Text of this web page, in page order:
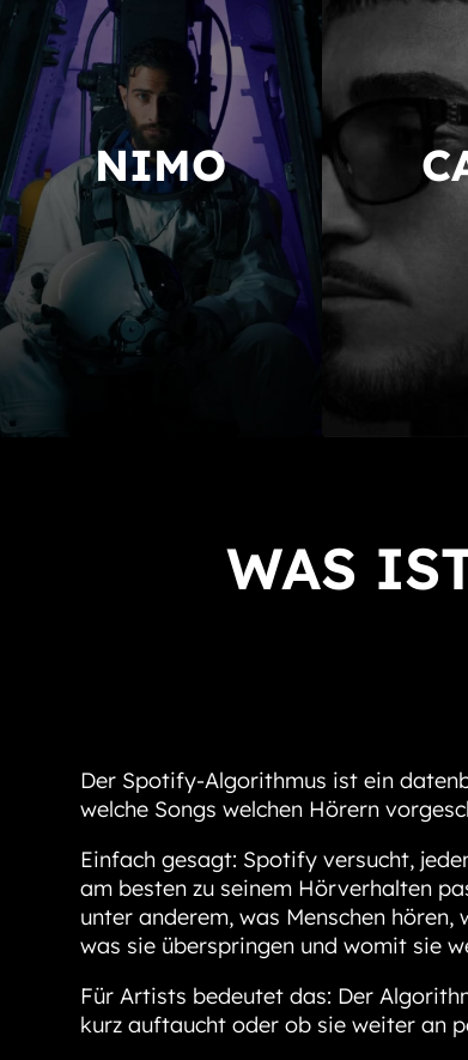
NIMO
WAS
Der Spotify-Algorithmus ist ein
welche Songs welchen Hörern
Einfach gesagt: Spotify versucht,
am besten zu seinem Hörverhalten
unter anderem, was Menschen
was sie überspringen und womit sie
Für Artists bedeutet das: Der
kurz auftaucht oder ob sie weiter an